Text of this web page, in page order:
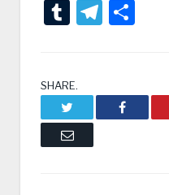
Tumblr
SHARE.
Email